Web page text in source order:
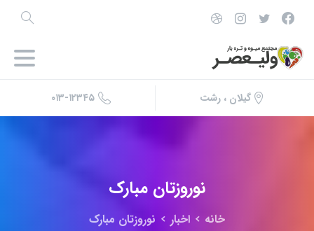
گیلان ، رشت ۰۱۳-۱۲۳۴۵
نوروزتان مبارک
خانه اخبار نوروزتان مبارک